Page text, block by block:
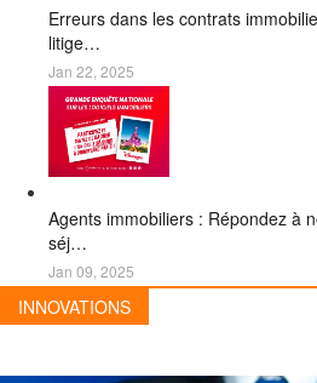
Erreurs dans les contrats
litige…
Jan 22, 2025
Agents immobiliers : Répondez à
séj…
Jan 09, 2025
INNOVATIONS